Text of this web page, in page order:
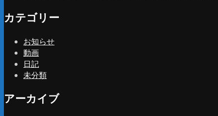
カテゴリー
お知らせ
動画
日記
未分類
アーカイブ